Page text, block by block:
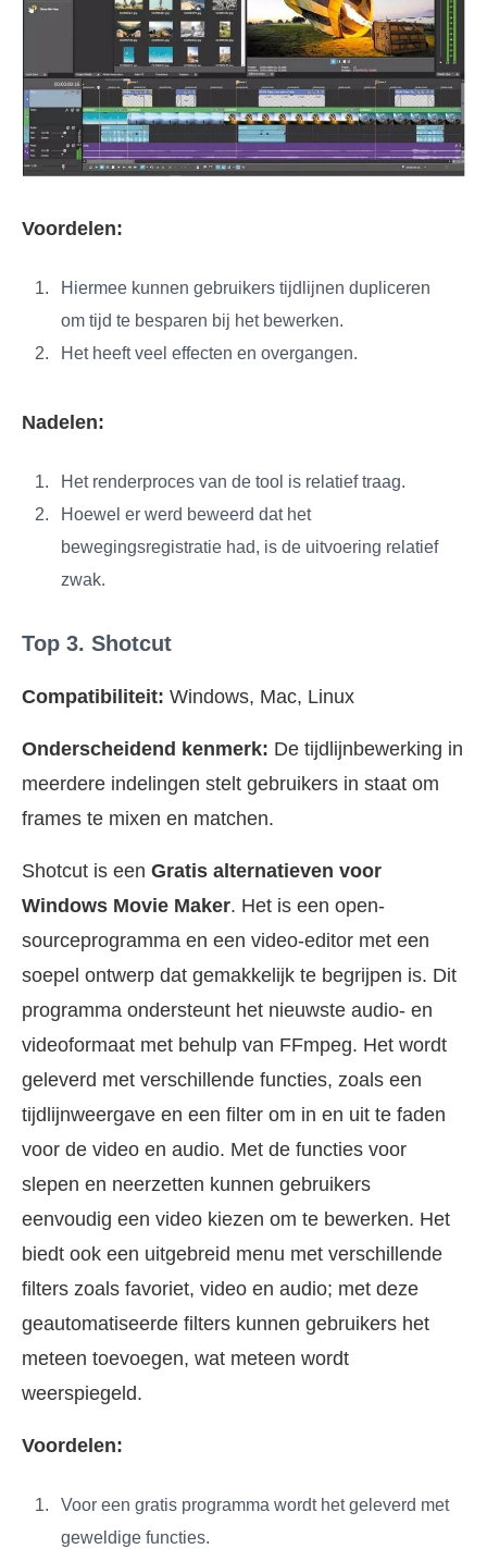
Voordelen:
Hiermee kunnen gebruikers tijdlijnen dupliceren
om tijd te besparen bij het bewerken.
Het heeft veel effecten en overgangen.
Nadelen:
Het renderproces van de tool is relatief traag.
Hoewel er werd beweerd dat het
bewegingsregistratie had, is de uitvoering relatief
zwak.
Top 3. Shotcut
Compatibiliteit: Windows, Mac, Linux
Onderscheidend kenmerk: De tijdlijnbewerking in
meerdere indelingen stelt gebruikers in staat om
frames te mixen en matchen.
Shotcut is een Gratis alternatieven voor
Windows Movie Maker. Het is een open-
sourceprogramma en een video-editor met een
soepel ontwerp dat gemakkelijk te begrijpen is. Dit
programma ondersteunt het nieuwste audio- en
videoformaat met behulp van FFmpeg. Het wordt
geleverd met verschillende functies, zoals een
tijdlijnweergave en een filter om in en uit te faden
voor de video en audio. Met de functies voor
slepen en neerzetten kunnen gebruikers
eenvoudig een video kiezen om te bewerken. Het
biedt ook een uitgebreid menu met verschillende
filters zoals favoriet, video en audio; met deze
geautomatiseerde filters kunnen gebruikers het
meteen toevoegen, wat meteen wordt
weerspiegeld.
Voordelen:
Voor een gratis programma wordt het geleverd met
geweldige functies.